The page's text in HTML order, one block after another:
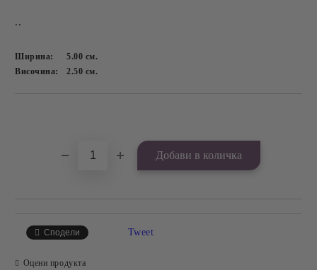
..
Ширина: 5.00 см.
Височина:
2.50 см.
Сподели Tweet
Оцени продукта